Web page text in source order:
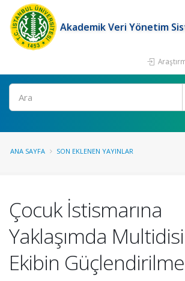
Akademik Veri Yönetim
Ara
ANA SAYFA SON EKLENEN YAYINLAR
Çocuk İstismarına
Yaklaşımda
Ekibin